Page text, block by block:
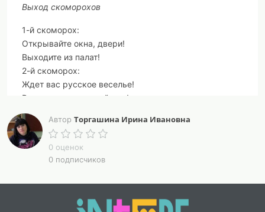
Выход скоморохов
1-й скоморох:
Открывайте окна, двери!
Выходите из палат!
2-й скоморох:
Ждет вас русское веселье!
Вам сегодня каждый рад!
3-й скоморох:
На печи лежать — не дело!
Нету времени у нас.
4-й скоморох:
Знать, минута подоспела
Нынче зимние морозы ослабели.
Автор Торгашина Ирина Ивановна
0 оценок
0 подписчиков